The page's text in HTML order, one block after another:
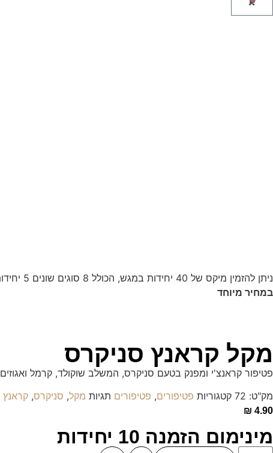
ניתן להזמין מיקס של 40 יחידות במגש, הכולל 8 סוגים שונים 5 יחידות מכל סוג.
במחיר מיוחד
מקל קראנץ סניקרס
פטיפור קראנצ'י ומפנק בטעם סניקרס, המשלב שוקולד, קרמל ואגוזים
מק"ט: 72 קטגוריות פטיפורים, פטיפורים תגיות מקל, סניקרס, קראנץ
₪ 4.90
מינימום הזמנה 10 יחידות